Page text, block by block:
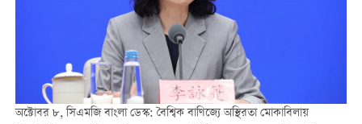
অক্টোবর ৮, সিএমজি বাংলা ডেস্ক: বৈশ্বিক বাণিজ্যে অস্থিরতা মোকাবিলায়